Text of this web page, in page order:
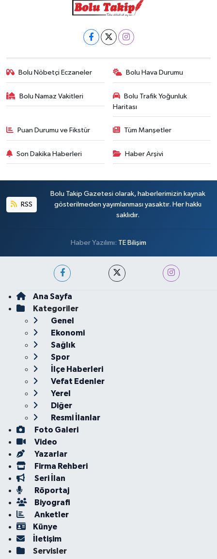
Bolu Nöbetçi Eczaneler Bolu Hava Durumu
Bolu Namaz Vakitleri
Bolu Trafik Yoğunluk
Haritası
Puan Durumu ve Fikstür Tüm Manşetler
Son Dakika Haberleri Haber Arşivi
RSS
Bolu Takip Gazetesi olarak, haberlerimizin kaynak
gösterilmeden yayımlanması yasaktır. Her hakkı
saklıdır.
Haber Yazılımı: TE Bilişim
Ana Sayfa
Kategoriler
Genel
Ekonomi
Sağlık
Spor
İlçe Haberleri
Vefat Edenler
Yerel
Diğer
Resmi İlanlar
Foto Galeri
Video
Yazarlar
Firma Rehberi
Seri İlan
Röportaj
Biyografi
Anketler
Künye
İletişim
Servisler